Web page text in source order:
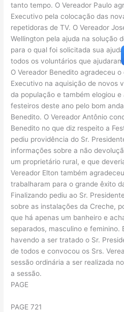
tanto tempo. O Vereador Paulo
Executivo pela colocação das
repetidoras de TV. O Vereador
Wellington pela ajuda na solução
para o qual foi solicitada sua
todos os voluntários que
O Vereador Benedito agradeceu
Executivo na aquisição de novos
da população e também elogiou
festeiros deste ano pelo bom
Benedito. O Vereador Antônio
Benedito no que diz respeito a
pediu providência do Sr.
informações sobre a não
um proprietário rural, e que
Vereador Elton também
trabalharam para o grande êxito
Finalizando pediu ao Sr.
sobre as instalações da Creche,
que há apenas um banheiro e
separados, masculino e feminino.
havendo a ser tratado o Sr.
de todos e convocou os Srs.
sessão ordinária a ser realizada
a sessão.
PAGE
PAGE 721